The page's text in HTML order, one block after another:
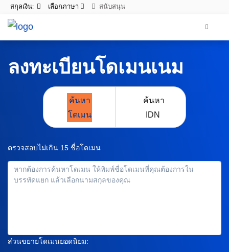
สกุลเงิน: เลือกภาษา สนับสนุน
ลงทะเบียนโดเมนเนม
ค้นหา
โดเมน
ค้นหา
IDN
ตรวจสอบไม่เกิน 15 ชื่อโดเมน
ส่วนขยายโดเมนยอดนิยม: